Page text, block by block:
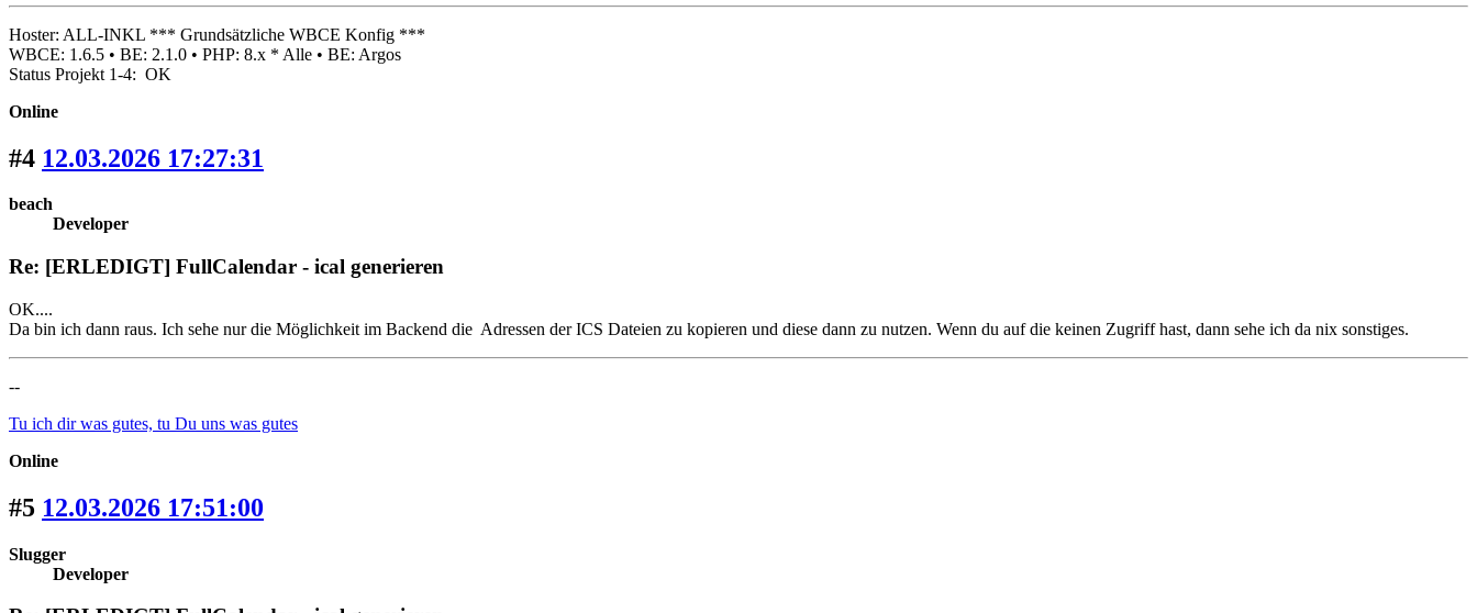
Hoster: ALL-INKL *** Grundsätzliche WBCE Konfig ***
WBCE: 1.6.5 • BE: 2.1.0 • PHP: 8.x * Alle • BE: Argos
Status Projekt 1-4: OK
Online
#4 12.03.2026 17:27:31
beach
Developer
Re: [ERLEDIGT] FullCalendar - ical generieren
OK....
Da bin ich dann raus. Ich sehe nur die Möglichkeit im Backend die Adressen der ICS Dateien zu kopieren und diese dann zu nutzen. Wenn du auf die keinen Zugriff hast, dann sehe ich da nix sonstiges.
--
Tu ich dir was gutes, tu Du uns was gutes
Online
#5 12.03.2026 17:51:00
Slugger
Developer